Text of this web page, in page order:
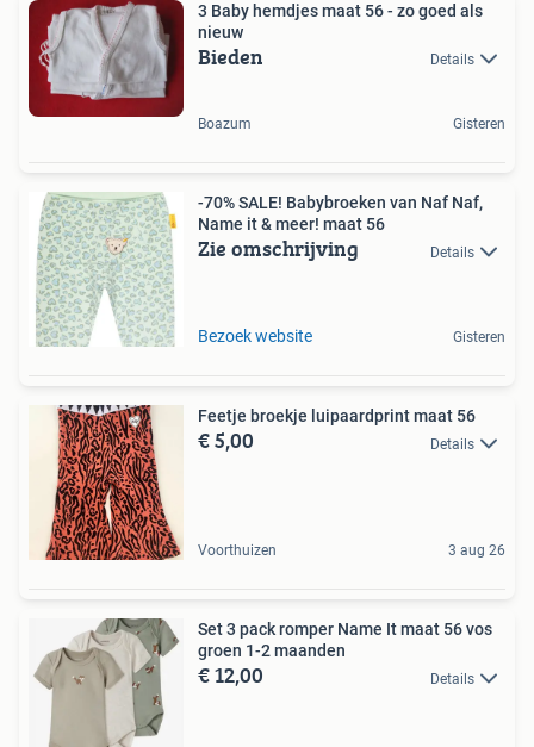
3 Baby hemdjes maat 56 - zo goed als
nieuw
Bieden Details
Boazum Gisteren
-70% SALE! Babybroeken van Naf Naf,
Name it & meer! maat 56
Zie omschrijving Details
Bezoek website Gisteren
Feetje broekje luipaardprint maat 56
€ 5,00 Details
Voorthuizen 3 aug 26
Set 3 pack romper Name It maat 56 vos
groen 1-2 maanden
€ 12,00 Details